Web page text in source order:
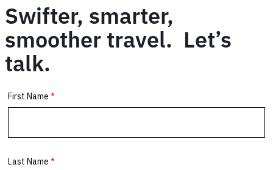
Swifter, smarter,
smoother travel. Let’s
talk.